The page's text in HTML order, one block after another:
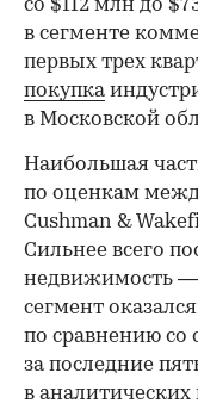
со $112 млн до
в сегменте
первых трех
покупка
в Московской
Наибольшая
по оценкам
Cushman &
Сильнее всего
недвижимость —
сегмент
по сравнению со
за последние
в аналитических